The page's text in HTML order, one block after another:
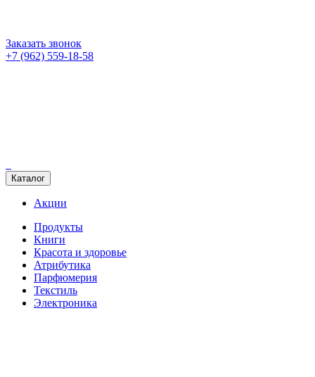
Заказать звонок
+7 (962) 559-18-58
Каталог
Акции
Продукты
Книги
Красота и здоровье
Атрибутика
Парфюмерия
Текстиль
Электроника